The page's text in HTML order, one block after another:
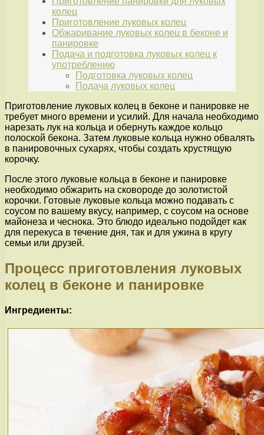
колец
Приготовление луковых колец
Обжаривание луковых колец в беконе и
панировке
Подача и подготовка луковых колец к
употреблению
Подготовка луковых колец
Подача луковых колец
Приготовление луковых колец в беконе и панировке не
требует много времени и усилий. Для начала необходимо
нарезать лук на кольца и обернуть каждое кольцо
полоской бекона. Затем луковые кольца нужно обвалять
в панировочных сухарях, чтобы создать хрустящую
корочку.
После этого луковые кольца в беконе и панировке
необходимо обжарить на сковороде до золотистой
корочки. Готовые луковые кольца можно подавать с
соусом по вашему вкусу, например, с соусом на основе
майонеза и чеснока. Это блюдо идеально подойдет как
для перекуса в течение дня, так и для ужина в кругу
семьи или друзей.
Процесс приготовления луковых
колец в беконе и панировке
Ингредиенты: